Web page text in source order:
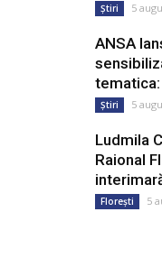
Știri 5
ANSA
tematica:
Știri 5
Ludmila
Raional
Florești 5